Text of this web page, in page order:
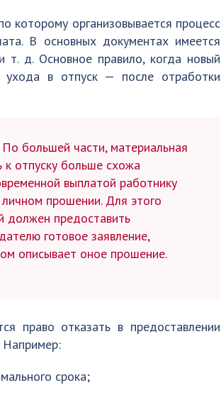
которому организовывается процесс
В основных документах имеется
т. д. Основное правило, когда новый
ухода в отпуск — после отработки
По большей части, материальная
отпуску больше схожа
выплатой работнику
личном прошении. Для этого
должен предоставить
готовое заявление,
описывает оное прошение.
право отказать в предоставлении
Например:
срока;